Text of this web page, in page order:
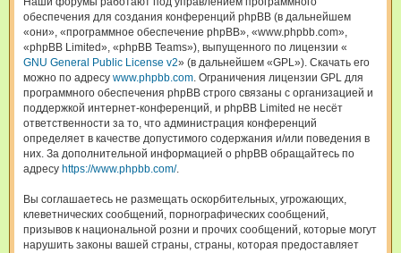
обеспечения для создания конференций phpBB (в дальнейшем
«они», «программное обеспечение phpBB», «www.phpbb.com»,
«phpBB Limited», «phpBB Teams»), выпущенного по лицензии «
GNU General Public License v2» (в дальнейшем «GPL»). Скачать его
можно по адресу www.phpbb.com. Ограничения лицензии GPL для
программного обеспечения phpBB строго связаны с организацией и
поддержкой интернет-конференций, и phpBB Limited не несёт
ответственности за то, что администрация конференций
определяет в качестве допустимого содержания и/или поведения в
них. За дополнительной информацией о phpBB обращайтесь по
адресу https://www.phpbb.com/.
Вы соглашаетесь не размещать оскорбительных, угрожающих,
клеветнических сообщений, порнографических сообщений,
призывов к национальной розни и прочих сообщений, которые могут
нарушить законы вашей страны, страны, которая предоставляет